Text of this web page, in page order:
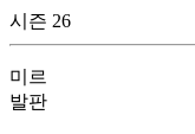
시즌 26
미르
발판